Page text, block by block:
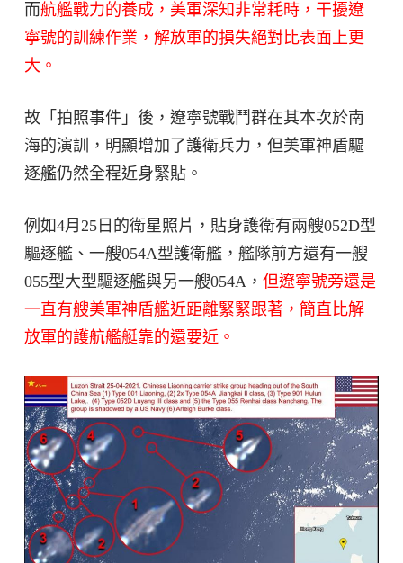
而航艦戰力的養成，美軍深知非常耗時， 干擾遼
寧號的訓練作業，解放軍的損失絕對比表面上更
大。
故「拍照事件」後，遼寧號戰鬥群在其本次於南
海的演訓，明顯增加了護衛兵力，但美軍神盾驅
逐艦仍然全程近身緊貼。
例如4月25日的衛星照片，貼身護衛有兩艘052D型
驅逐艦、一艘054A型護衛艦，艦隊前方還有一艘
055型大型驅逐艦與另一艘054A， 但遼寧號旁還是
一直有艘美軍神盾艦近距離緊緊跟著，簡直比解
放軍的護航艦艇靠的還要近。